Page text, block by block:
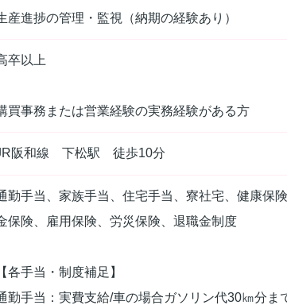
産進捗の管理・監視（納期の経験あり）
卒以上
買事務または営業経験の実務経験がある方
阪和線 下松駅 徒歩10分
勤手当、家族手当、住宅手当、寮社宅、健康保
保険、雇用保険、労災保険、退職金制度
【各手当・制度補足】
勤手当：実費支給/車の場合ガソリン代30㎞分ま